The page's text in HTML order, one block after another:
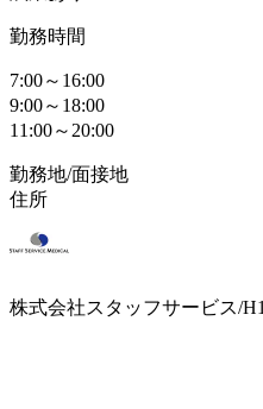
勤務時間
7:00～16:00
9:00～18:00
11:00～20:00
勤務地/面接地
住所
株式会社スタッフサービス/